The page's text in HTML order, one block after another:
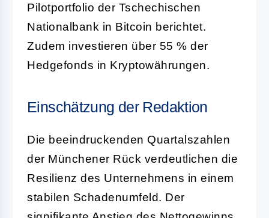
Pilotportfolio der Tschechischen
Nationalbank in Bitcoin berichtet.
Zudem investieren über 55 % der
Hedgefonds in Kryptowährungen.
Einschätzung der Redaktion
Die beeindruckenden Quartalszahlen
der Münchener Rück verdeutlichen die
Resilienz des Unternehmens in einem
stabilen Schadenumfeld. Der